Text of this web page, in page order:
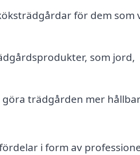
för dem som
som jord,
trädgården mer
i form av